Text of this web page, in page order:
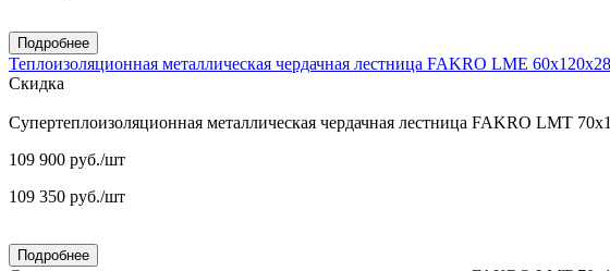
Подробнее
Теплоизоляционная металлическая чердачная лестница FAKRO LME
Скидка
Супертеплоизоляционная металлическая чердачная лестница FAKRO LMT
109 900 руб./шт
109 350 руб./шт
Подробнее